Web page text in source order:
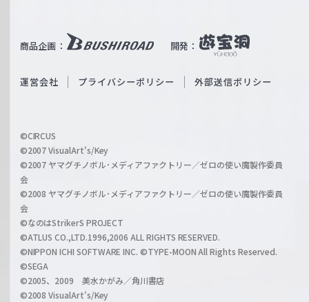
ß
c
a
r
z
商品企画： 開発：
b
O
i
l
h
a
n
運営会社 プライバシーポリシー 外部送信ポリシー
©CIRCUS
©2007 VisualArt's/Key
©2007 ヤマグチノボル･メディアファクトリー／ゼロの使い魔製作委員
会
©2008 ヤマグチノボル･メディアファクトリー／ゼロの使い魔製作委員
会
©なのはStrikerS PROJECT
©ATLUS CO.,LTD.1996,2006 ALL RIGHTS RESERVED.
©NIPPON ICHI SOFTWARE INC. ©TYPE-MOON All Rights Reserved.
©SEGA
©2005、2009 美水かがみ／角川書店
©2008 VisualArt's/Key